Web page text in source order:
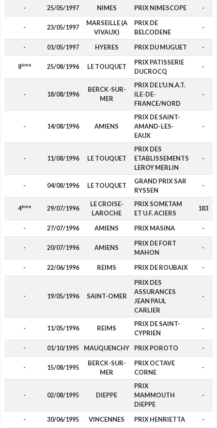
- 25/05/1997 NIMES PRIX NIMESCOPE -
- 23/05/1997
MARSEILLE (A
VIVAUX)
PRIX DE
BELCODENE
-
- 01/05/1997 HYERES PRIX DU MUGUET -
8ème 25/08/1996 LE TOUQUET
PRIX PATISSERIE
DUCROCQ
-
- 18/08/1996
BERCK-SUR-
MER
PRIX DE L'U.N.A.T.
ILE-DE-
FRANCE/NORD
-
- 14/08/1996 AMIENS
PRIX DE SAINT-
AMAND-LES-
EAUX
-
- 11/08/1996 LE TOUQUET
PRIX DES
ETABLISSEMENTS
LEROY MERLIN
-
- 04/08/1996 LE TOUQUET
GRAND PRIX SAR
RYSSEN
-
4ème 29/07/1996
LE CROISE-
LAROCHE
PRIX SOMETAM
ET U.F. ACIERS
183
- 27/07/1996 AMIENS PRIX MASINA -
- 20/07/1996 AMIENS
PRIX DE FORT
MAHON
-
- 22/06/1996 REIMS PRIX DE ROUBAIX -
- 19/05/1996 SAINT-OMER
PRIX DES
ASSURANCES
JEAN PAUL
CARLIER
-
- 11/05/1996 REIMS
PRIX DE SAINT-
CYPRIEN
-
- 01/10/1995 MAUQUENCHY PRIX POROTO -
- 15/08/1995
BERCK-SUR-
MER
PRIX OCTAVE
CORNE
-
- 02/08/1995 DIEPPE
PRIX
MAMMOUTH
DIEPPE
-
- 30/06/1995 VINCENNES PRIX HENRIETTA -